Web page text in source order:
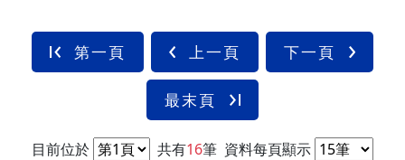
第一頁 上一頁 下一頁
最末頁
目前位於 共有16筆 資料每頁顯示